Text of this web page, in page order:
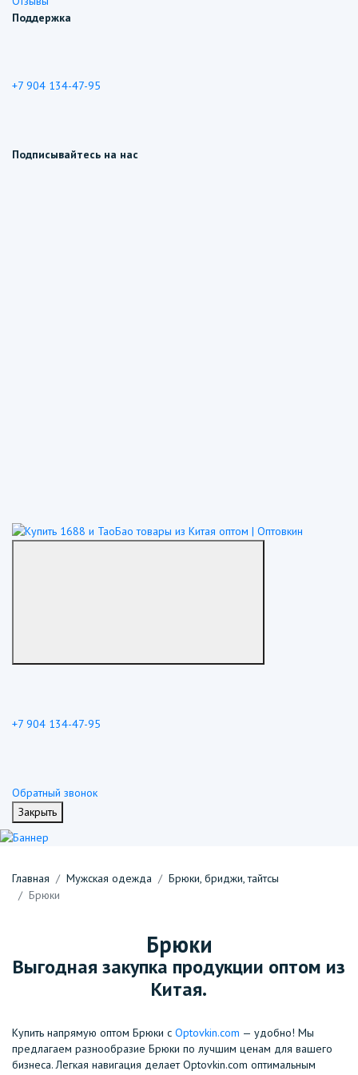
Поддержка
+7 904 134-47-95
Подписывайтесь на нас
+7 904 134-47-95
Обратный звонок
Закрыть
Главная Мужская одежда
Брюки, бриджи, тайтсы
Брюки
Брюки
Выгодная закупка продукции оптом из
Китая.
Купить напрямую оптом Брюки с Optovkin.com — удобно! Мы
предлагаем разнообразие Брюки по лучшим ценам для вашего
бизнеса. Легкая навигация делает Optovkin.com оптимальным